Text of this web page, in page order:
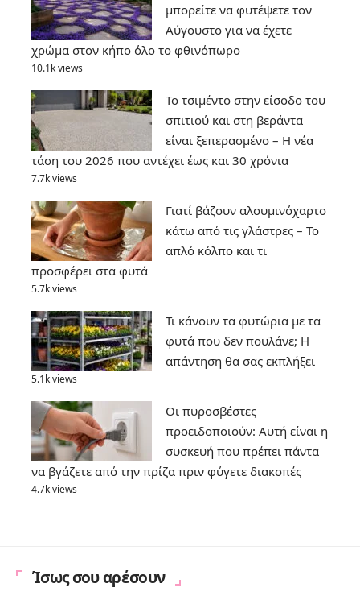
μπορείτε να φυτέψετε τον
Αύγουστο για να έχετε
χρώμα στον κήπο όλο το φθινόπωρο
10.1k views
Το τσιμέντο στην είσοδο του
σπιτιού και στη βεράντα
είναι ξεπερασμένο – Η νέα
τάση του 2026 που αντέχει έως και 30 χρόνια
7.7k views
Γιατί βάζουν αλουμινόχαρτο
κάτω από τις γλάστρες – Το
απλό κόλπο και τι
προσφέρει στα φυτά
5.7k views
Τι κάνουν τα φυτώρια με τα
φυτά που δεν πουλάνε; Η
απάντηση θα σας εκπλήξει
5.1k views
Οι πυροσβέστες
προειδοποιούν: Αυτή είναι η
συσκευή που πρέπει πάντα
να βγάζετε από την πρίζα πριν φύγετε διακοπές
4.7k views
Ίσως σου αρέσουν